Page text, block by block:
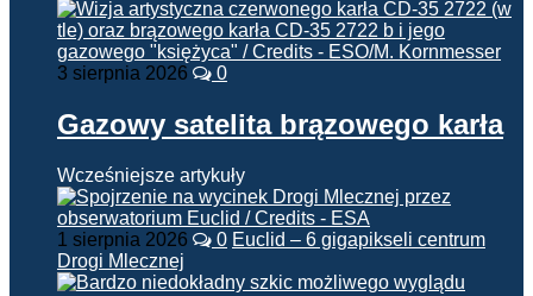
3 sierpnia 2026 0
Gazowy satelita brązowego karła
Wcześniejsze artykuły
1 sierpnia 2026 0 Euclid – 6 gigapikseli centrum
Drogi Mlecznej